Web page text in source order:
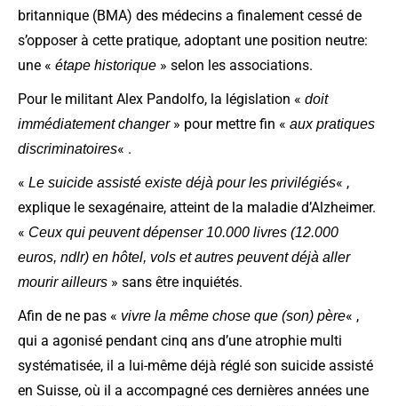
britannique (BMA) des médecins a finalement cessé de
s’opposer à cette pratique, adoptant une position neutre:
une « étape historique » selon les associations.
Pour le militant Alex Pandolfo, la législation « doit
immédiatement changer» pour mettre fin « aux pratiques
discriminatoires« .
« Le suicide assisté existe déjà pour les privilégiés« ,
explique le sexagénaire, atteint de la maladie d’Alzheimer.
« Ceux qui peuvent dépenser 10.000 livres (12.000
euros, ndlr) en hôtel, vols et autres peuvent déjà aller
mourir ailleurs » sans être inquiétés.
Afin de ne pas « vivre la même chose que (son) père« ,
qui a agonisé pendant cinq ans d’une atrophie multi
systématisée, il a lui-même déjà réglé son suicide assisté
en Suisse, où il a accompagné ces dernières années une